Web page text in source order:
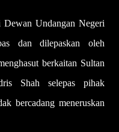
Undangan Negeri
dan dilepaskan oleh
berkaitan Sultan
Shah selepas pihak
bercadang meneruskan